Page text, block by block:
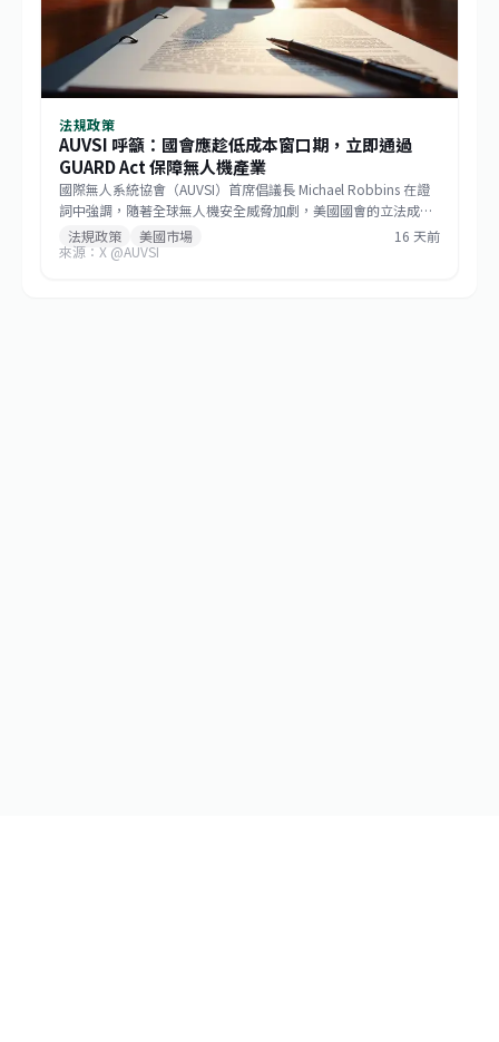
法規政策
AUVSI 呼籲：國會應趁低成本窗口期，立即通過
GUARD Act 保障無人機產業
國際無人系統協會（AUVSI）首席倡議長 Michael Robbins 在證
詞中強調，隨著全球無人機安全威脅加劇，美國國會的立法成本
窗口已開啟。他呼籲立法者把握時機，立即通過《防止無人機攻
擊與保障國土安全法案》（GUARD Act），以最低的成本結構來
法規政策 美國市場
16 天前
來源：X @AUVSI